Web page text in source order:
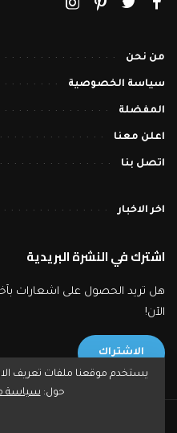
من نحن
سياسة الخصوصية
المفضلة
اعلن معنا
اتصل بنا
اخر الاخبار
اشترك في النشرة البريدية
هل تريد الحصول على اشعارات
الآن!
الاشتراك
يستخدم موقعنا ملفات تعريف
حول:سياسة